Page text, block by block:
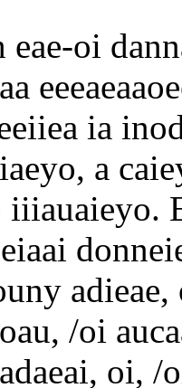
eae-oi
ia
a
adieae,
/oi
oi, /